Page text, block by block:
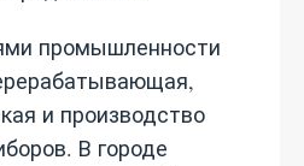
промышленности
и производство
В городе